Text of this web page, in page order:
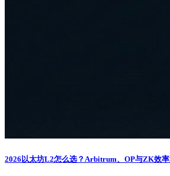
2026以太坊L2怎么选？Arbitrum、OP与ZK效